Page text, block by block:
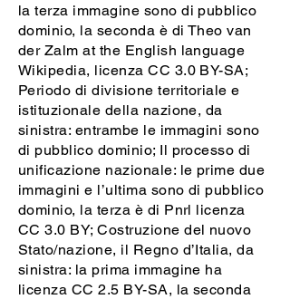
la terza immagine sono di pubblico
dominio, la seconda è di Theo van
der Zalm at the English language
Wikipedia, licenza CC 3.0 BY-SA;
Periodo di divisione territoriale e
istituzionale della nazione, da
sinistra: entrambe le immagini sono
di pubblico dominio; Il processo di
unificazione nazionale: le prime due
immagini e l’ultima sono di pubblico
dominio, la terza è di Pnrl licenza
CC 3.0 BY; Costruzione del nuovo
Stato/nazione, il Regno d’Italia, da
sinistra: la prima immagine ha
licenza CC 2.5 BY-SA, la seconda